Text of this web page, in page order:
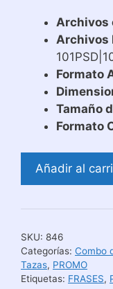
era:
Archivos
Archivos
Formato
Tamaño
Formato
Plantillas
con
|
Combo
4
Añadir al
SKU: 846
Categorías: Combo
Tazas, PROMO
Etiquetas: FRASES,